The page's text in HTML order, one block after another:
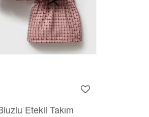
Etekli Takım